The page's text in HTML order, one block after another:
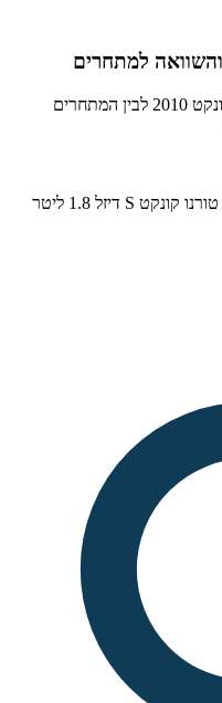
השוואת רמות הגימור של פורד טרנזיט קונקט 2010 לבין המתחרים
לפורד טרנזיט קונקט יש רמת גימור אחת טורנו קונקט S דיזל 1.8 ליטר